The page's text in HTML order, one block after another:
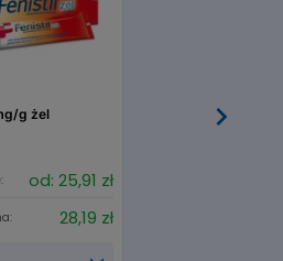
g żel
od: 25,91 zł
28,19 zł